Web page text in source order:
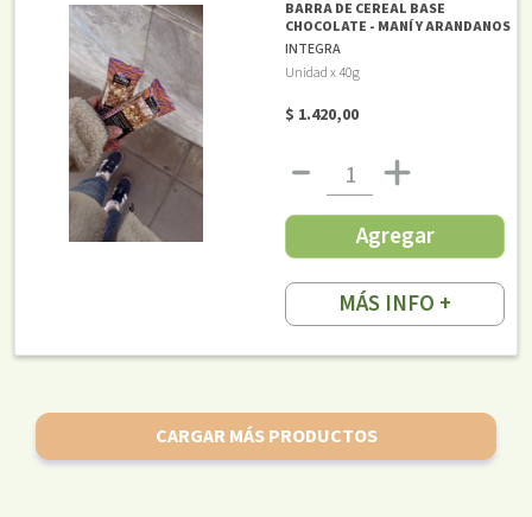
BARRA DE CEREAL BASE
CHOCOLATE - MANÍ Y ARANDANOS
INTEGRA
Unidad x 40g
$ 1.420,00
Agregar
MÁS INFO +
CARGAR MÁS PRODUCTOS